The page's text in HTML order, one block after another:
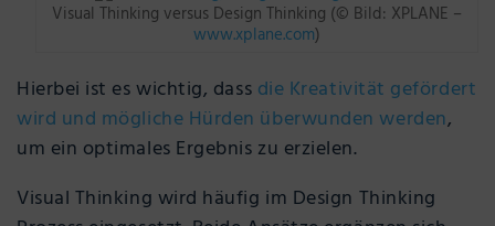
Visual Thinking versus Design Thinking (© Bild: XPLANE –
www.xplane.com)
Hierbei ist es wichtig, dass die Kreativität gefördert
wird und mögliche Hürden überwunden werden,
um ein optimales Ergebnis zu erzielen.
Visual Thinking wird häufig im Design Thinking